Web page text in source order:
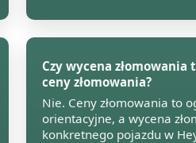
Czy wycena złomowania
ceny złomowania?
Nie. Ceny złomowania to
orientacyjne, a wycena
konkretnego pojazdu w